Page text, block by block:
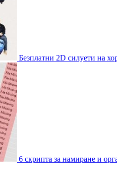
Безплатни 2D силуети на
6 скрипта за намиране и